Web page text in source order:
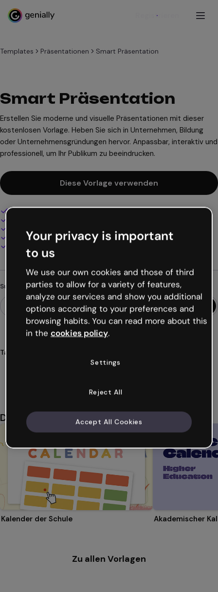
Registrieren
Templates Präsentationen Smart Präsentation
Smart Präsentation
Erstellen Sie moderne und visuelle Präsentationen mit dieser
kostenlosen Vorlage. Heben Sie sich in Unternehmen, Bildung
oder Unternehmensgründungen hervor. Anpassbar, interaktiv und
professionell, um Ihr Publikum zu beeindrucken.
Diese Vorlage verwenden
Interaktives und animiertes Design
Online präsentieren, teilen oder veröffentlichen
Als PDF, MP4 und andere Formate herunterladen
Suchst du etwas anderes?
Tags
intelligente digitale
Das könnte dir auch gefallen
Kalender der Schule
Zu allen Vorlagen
Your privacy is important
to us
We use our own cookies and those of third
parties to allow for a variety of features,
analyze our services and show you additional
options according to your preferences and
browsing habits. You can read more about this
in the cookies policy.
Settings
Reject All
Accept All Cookies